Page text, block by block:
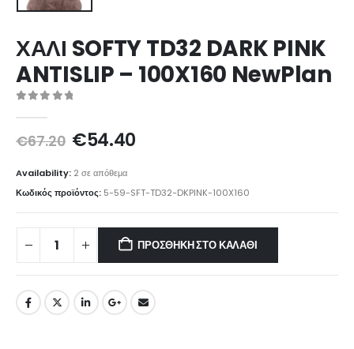
ΧΑΛΙ SOFTY TD32 DARK PINK
ANTISLIP – 100X160 NewPlan
€67.20 Original
was:
€67.20.
€54.40Η
είναι:
€54.40.
Availability: 2 σε απόθεμα
Κωδικός προϊόντος: 5-59-SFT-TD32-DKPINK-100X160
ΠΡΟΣΘΉΚΗ ΣΤΟ ΚΑΛΆΘΙ